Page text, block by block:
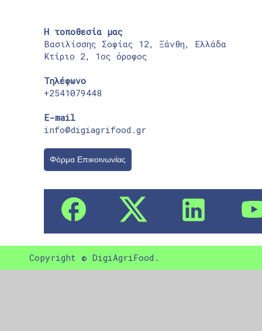
Η τοποθεσία μας
Βασιλίσσης Σοφίας 12, Ξάνθη, Ελλάδα
Κτίριο 2, 1ος όροφος
Τηλέφωνο
+2541079448
E-mail
info@digiagrifood.gr
Φόρμα Επικοινωνίας
Copyright © DigiAgriFood.